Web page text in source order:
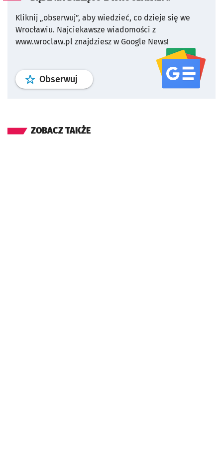
Kliknij „obserwuj”, aby wiedzieć, co dzieje się we
Wrocławiu. Najciekawsze wiadomości z
www.wroclaw.pl znajdziesz w Google News!
Obserwuj profil serwisu
ZOBACZ TAKŻE